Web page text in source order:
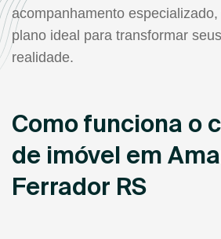
acompanhamento
plano ideal para transformar
realidade.
Como funciona o
de imóvel em
Ferrador RS